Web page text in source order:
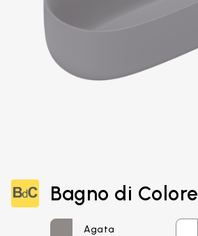
Email*Bagno di Colore
Agata